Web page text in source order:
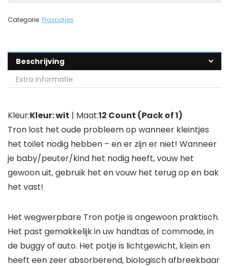
Categorie: Plaspotjes
Beschrijving
Extra informatie
Kleur:Kleur: wit | Maat:12 Count (Pack of 1)
Tron lost het oude probleem op wanneer kleintjes
het toilet nodig hebben – en er zijn er niet! Wanneer
je baby/peuter/kind het nodig heeft, vouw het
gewoon uit, gebruik het en vouw het terug op en bak
het vast!
Het wegwerpbare Tron potje is ongewoon praktisch.
Het past gemakkelijk in uw handtas of commode, in
de buggy of auto. Het potje is lichtgewicht, klein en
heeft een zeer absorberend, biologisch afbreekbaar